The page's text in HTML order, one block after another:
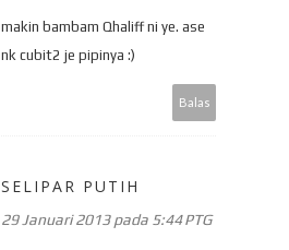
makin bambam Qhaliff ni ye. ase
nk cubit2 je pipinya :)
Balas
SELIPAR PUTIH
29 Januari 2013 pada 5:44 PTG